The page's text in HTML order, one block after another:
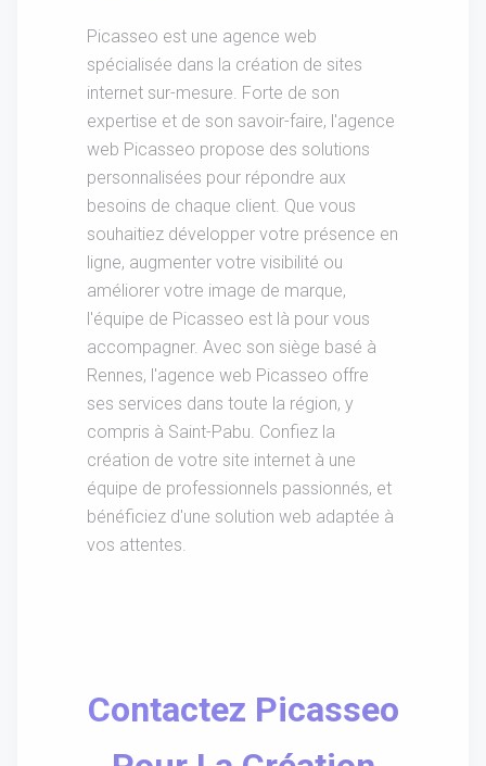
Picasseo est une agence web
spécialisée dans la création de sites
internet sur-mesure. Forte de son
expertise et de son savoir-faire, l'agence
web Picasseo propose des solutions
personnalisées pour répondre aux
besoins de chaque client. Que vous
souhaitiez développer votre présence en
ligne, augmenter votre visibilité ou
améliorer votre image de marque,
l'équipe de Picasseo est là pour vous
accompagner. Avec son siège basé à
Rennes, l'agence web Picasseo offre
ses services dans toute la région, y
compris à Saint-Pabu. Confiez la
création de votre site internet à une
équipe de professionnels passionnés, et
bénéficiez d'une solution web adaptée à
vos attentes.
Contactez Picasseo